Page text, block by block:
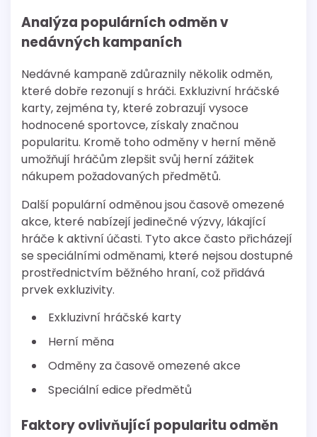
Analýza populárních odměn v
nedávných kampaních
Nedávné kampaně zdůraznily několik odměn,
které dobře rezonují s hráči. Exkluzivní hráčské
karty, zejména ty, které zobrazují vysoce
hodnocené sportovce, získaly značnou
popularitu. Kromě toho odměny v herní měně
umožňují hráčům zlepšit svůj herní zážitek
nákupem požadovaných předmětů.
Další populární odměnou jsou časově omezené
akce, které nabízejí jedinečné výzvy, lákající
hráče k aktivní účasti. Tyto akce často přicházejí
se speciálními odměnami, které nejsou dostupné
prostřednictvím běžného hraní, což přidává
prvek exkluzivity.
Exkluzivní hráčské karty
Herní měna
Odměny za časově omezené akce
Speciální edice předmětů
Faktory ovlivňující popularitu odměn